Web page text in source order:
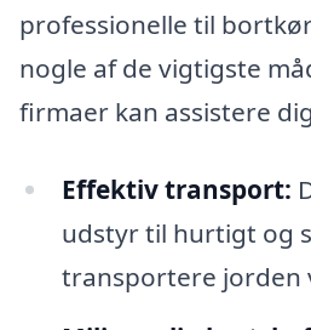
professionelle til
nogle af de vigtigste
firmaer kan assistere
Effektiv transport:
udstyr til hurtigt og
transportere jorden